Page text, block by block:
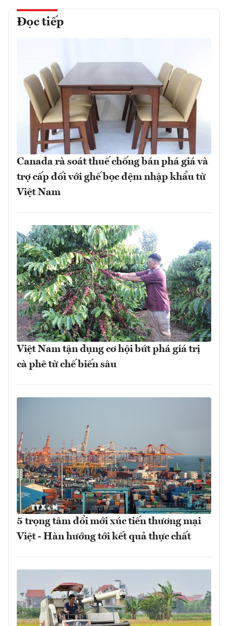
Đọc tiếp
Canada rà soát thuế chống bán phá giá và
trợ cấp đối với ghế bọc đệm nhập khẩu từ
Việt Nam
Việt Nam tận dụng cơ hội bứt phá giá trị
cà phê từ chế biến sâu
5 trọng tâm đổi mới xúc tiến thương mại
Việt - Hàn hướng tới kết quả thực chất